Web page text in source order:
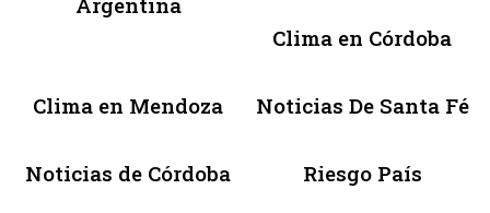
Clima en Córdoba
Clima en Mendoza Noticias De Santa Fé
Noticias de Córdoba Riesgo País